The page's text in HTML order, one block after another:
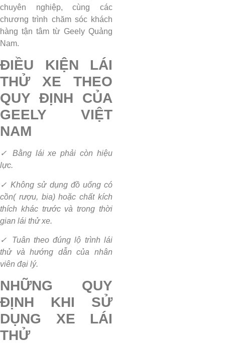
chuyên nghiệp, cùng các
chương trình chăm sóc khách
hàng tận tâm từ Geely Quảng
Nam.
ĐIỀU KIỆN LÁI
THỬ XE THEO
QUY ĐỊNH CỦA
GEELY VIỆT
NAM
✓ Bằng lái xe phải còn hiệu
lực.
✓ Không sử dụng đồ uống có
cồn( rượu, bia) hoặc chất kích
thích khác trước và trong thời
gian lái thử xe.
✓ Tuân theo đúng lộ trình lái
thử và hướng dẫn của nhân
viên đại lý.
NHỮNG QUY
ĐỊNH KHI SỬ
DỤNG XE LÁI
THỬ